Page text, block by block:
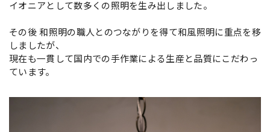
イオニアとして数多くの照明を生み出しました。
その後 和照明の職人とのつながりを得て和風照明に重点を移
しましたが、
現在も一貫して国内での手作業による生産と品質にこだわっ
ています。